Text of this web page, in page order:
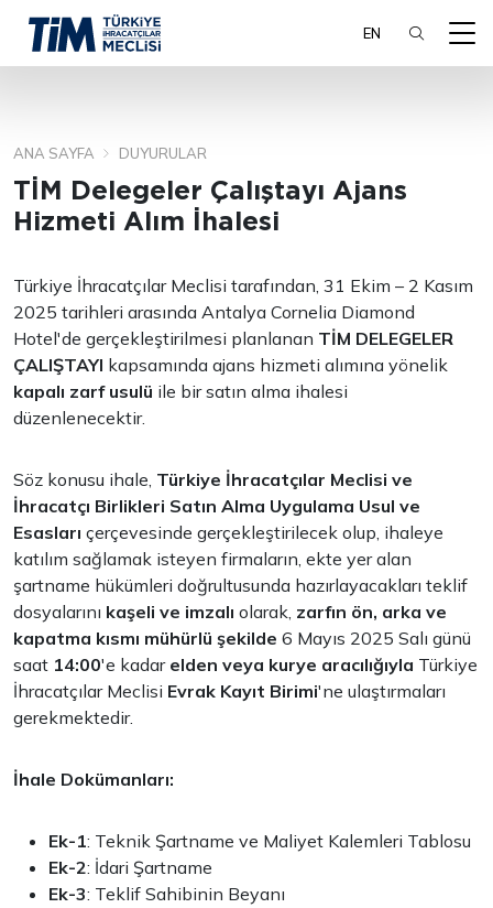
EN
ANA SAYFA DUYURULAR
TİM Delegeler Çalıştayı Ajans
Hizmeti Alım İhalesi
Türkiye İhracatçılar Meclisi tarafından, 31 Ekim – 2 Kasım
2025 tarihleri arasında Antalya Cornelia Diamond
Hotel'de gerçekleştirilmesi planlanan TİM DELEGELER
ÇALIŞTAYI kapsamında ajans hizmeti alımına yönelik
kapalı zarf usulü ile bir satın alma ihalesi
düzenlenecektir.
Söz konusu ihale, Türkiye İhracatçılar Meclisi ve
İhracatçı Birlikleri Satın Alma Uygulama Usul ve
Esasları çerçevesinde gerçekleştirilecek olup, ihaleye
katılım sağlamak isteyen firmaların, ekte yer alan
şartname hükümleri doğrultusunda hazırlayacakları teklif
dosyalarını kaşeli ve imzalı olarak, zarfın ön, arka ve
kapatma kısmı mühürlü şekilde 6 Mayıs 2025 Salı günü
saat 14:00'e kadar elden veya kurye aracılığıyla Türkiye
İhracatçılar Meclisi Evrak Kayıt Birimi'ne ulaştırmaları
gerekmektedir.
İhale Dokümanları:
Ek-1: Teknik Şartname ve Maliyet Kalemleri Tablosu
Ek-2: İdari Şartname
Ek-3: Teklif Sahibinin Beyanı